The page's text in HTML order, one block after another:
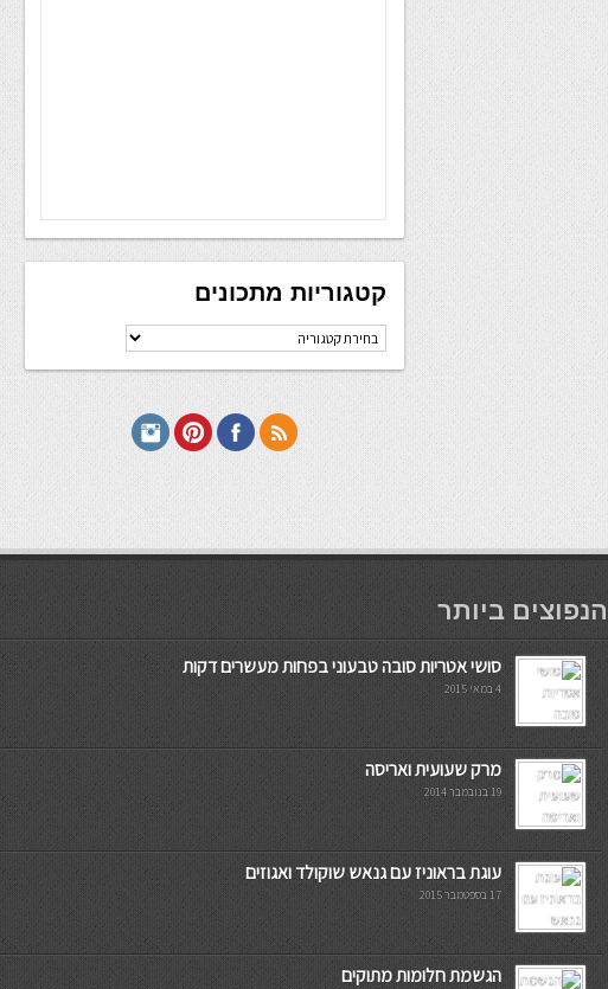
קטגוריות מתכונים
קטגוריות
מתכונים
мостбет кг
הנפוצים ביותר
סושי אטריות סובה טבעוני בפחות מעשרים דקות
4 במאי 2015
מרק שעועית ואריסה
19 בנובמבר 2014
עוגת בראוניז עם גנאש שוקולד ואגוזים
17 בספטמבר 2015
הגשמת חלומות מתוקים